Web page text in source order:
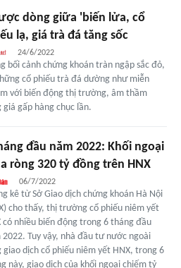
dòng giữa 'biến lửa, cổ
lạ, giá trà đá tăng sốc
24/6/2022
bối cảnh chứng khoán tràn ngập sắc đỏ,
cổ phiếu trà đá dường như miễn
với biến động thị trường, âm thầm
giá gấp hàng chục lần.
đầu năm 2022: Khối ngoại
ròng 320 tỷ đồng trên HNX
06/7/2022
kê từ Sở Giao dịch chứng khoán Hà Nội
cho thấy, thị trường cổ phiếu niêm yết
có nhiều biến động trong 6 tháng đầu
2022. Tuy vậy, nhà đầu tư nước ngoài
giao dịch cổ phiếu niêm yết HNX, trong 6
này, giao dịch của khối ngoại chiếm tỷ